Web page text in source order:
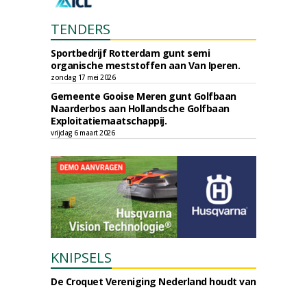
TENDERS
Sportbedrijf Rotterdam gunt semi
organische meststoffen aan Van Iperen.
zondag 17 mei 2026
Gemeente Gooise Meren gunt Golfbaan
Naarderbos aan Hollandsche Golfbaan
Exploitatiemaatschappij.
vrijdag 6 maart 2026
KNIPSELS
De Croquet Vereniging Nederland houdt van